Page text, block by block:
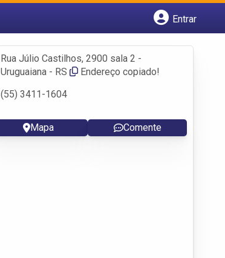
Entrar
Fazer login
Criar conta
Rua Júlio Castilhos, 2900 sala 2 -
Uruguaiana - RS
Endereço copiado!
(55) 3411-1604
Mapa Comente